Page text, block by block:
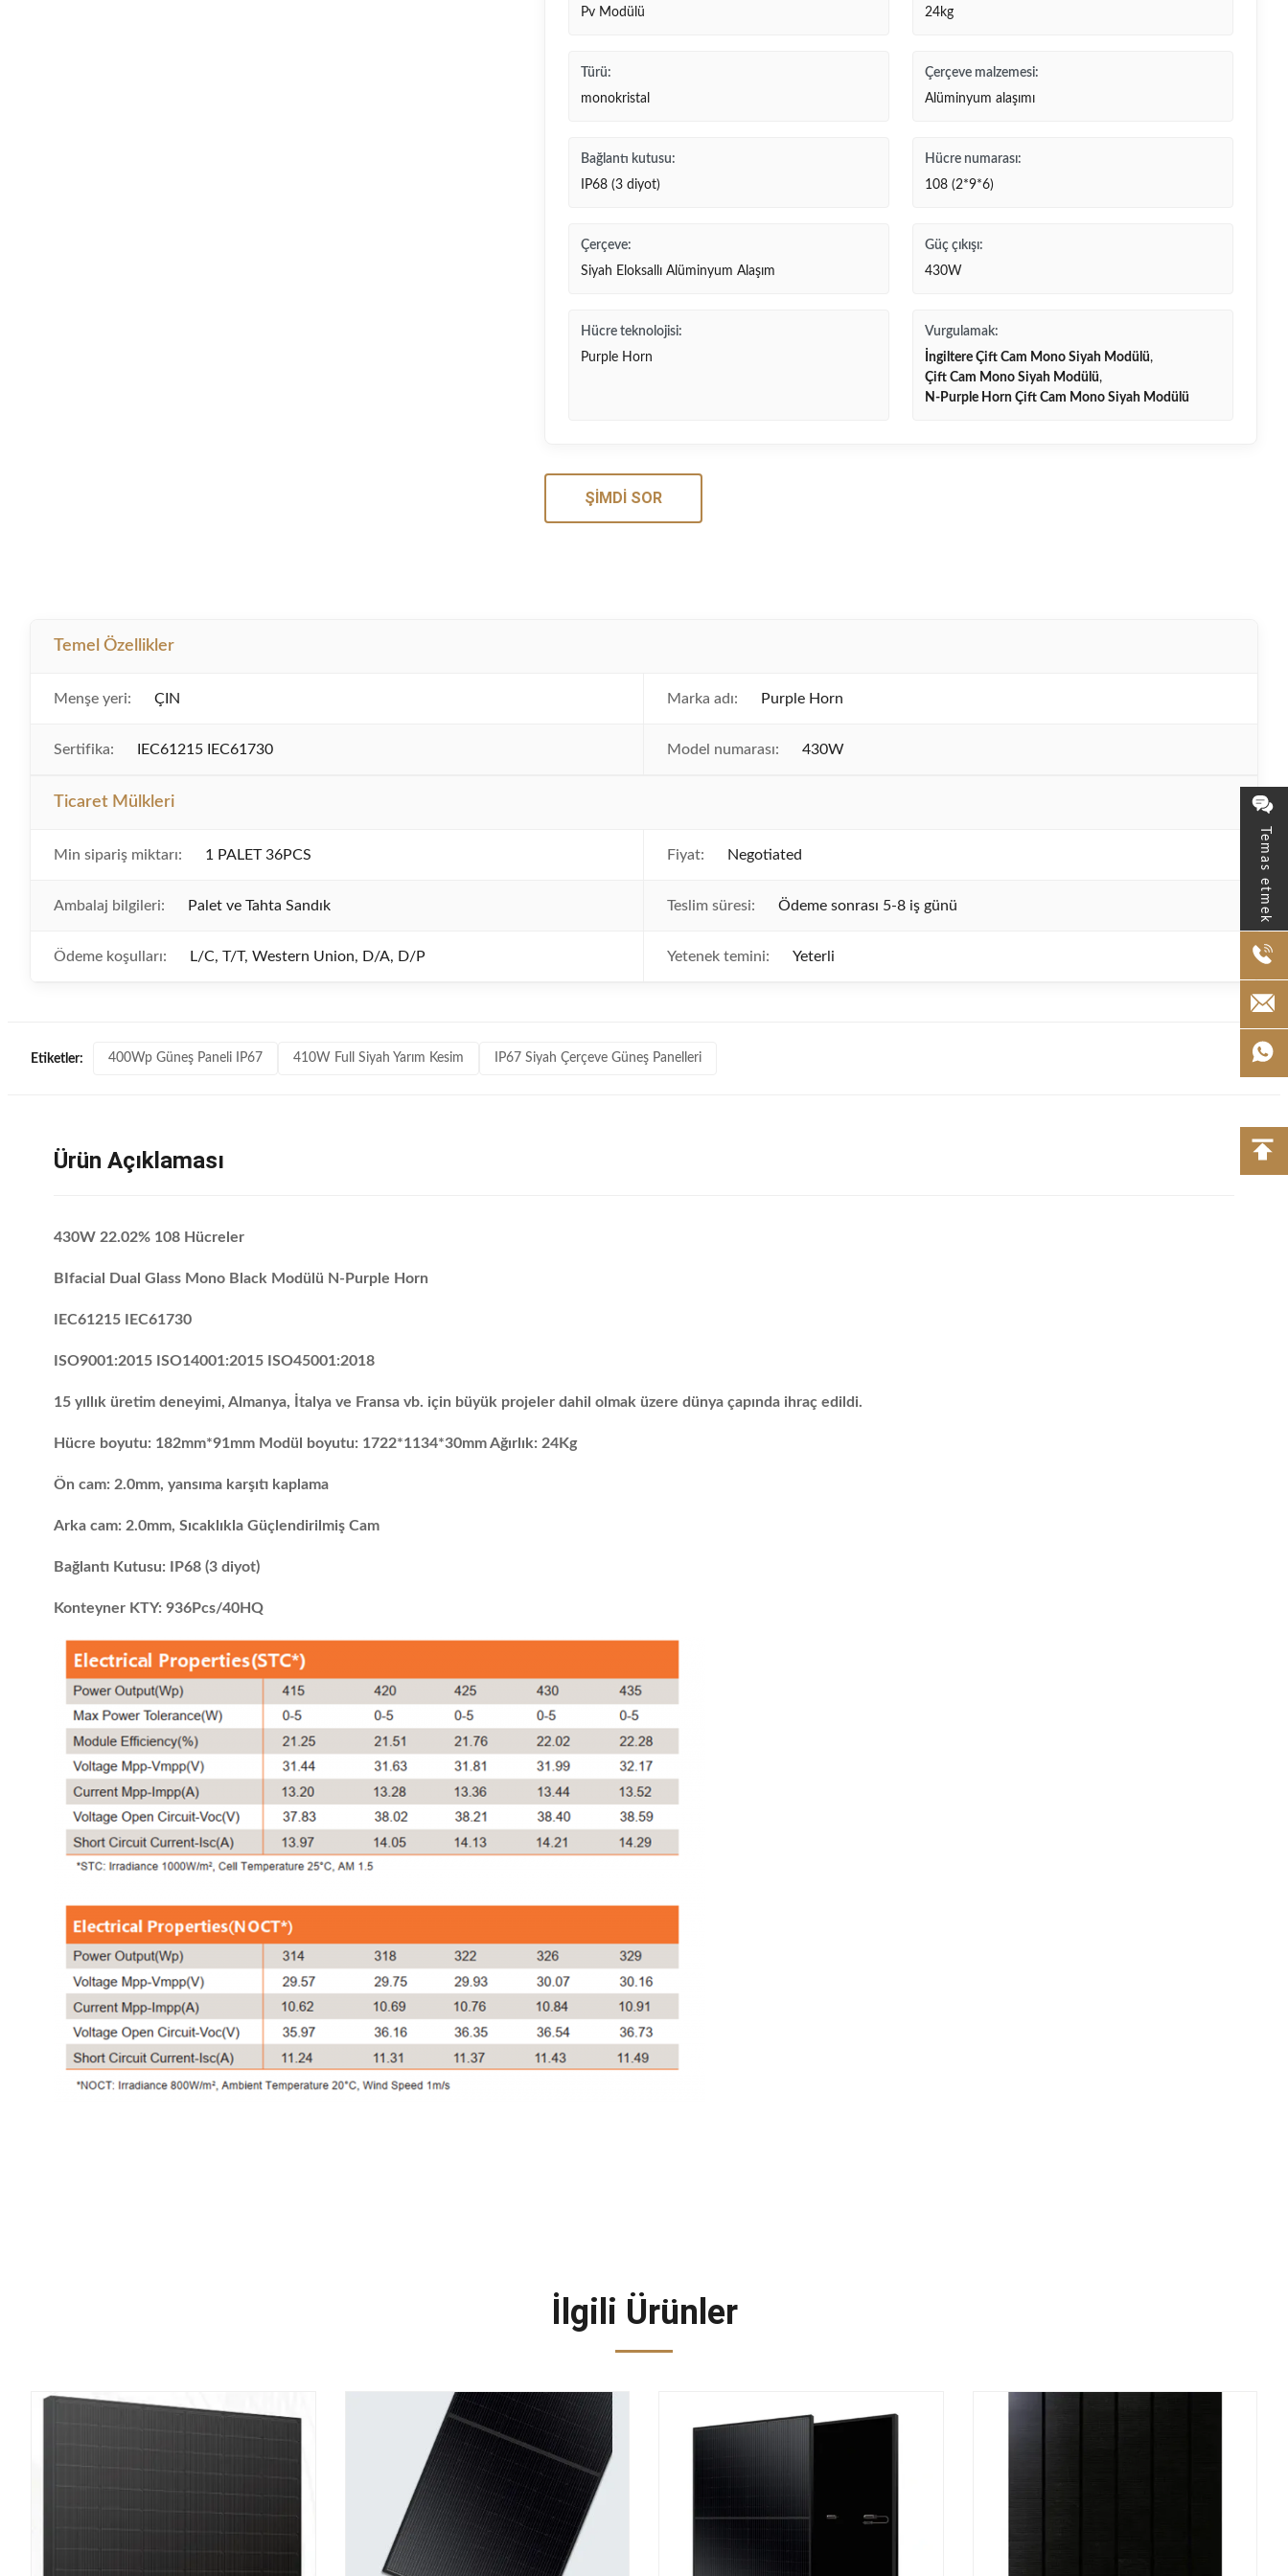
Temas etmek
Pv Modülü 24kg
Türü:
monokristal
Çerçeve malzemesi:
Alüminyum alaşımı
Bağlantı kutusu:
IP68 (3 diyot)
Hücre numarası:
108 (2*9*6)
Çerçeve:
Siyah Eloksallı Alüminyum Alaşım
Güç çıkışı:
430W
Hücre teknolojisi:
Purple Horn
Vurgulamak:
İngiltere Çift Cam Mono Siyah Modülü,
Çift Cam Mono Siyah Modülü,
N-Purple Horn Çift Cam Mono Siyah Modülü
ŞIMDI SOR
Temel Özellikler
Menşe yeri: ÇIN Marka adı: Purple Horn
Sertifika: IEC61215 IEC61730 Model numarası: 430W
Ticaret Mülkleri
Min sipariş miktarı: 1 PALET 36PCS Fiyat: Negotiated
Ambalaj bilgileri: Palet ve Tahta Sandık Teslim süresi: Ödeme sonrası 5-8 iş günü
Ödeme koşulları: L/C, T/T, Western Union, D/A, D/P Yetenek temini: Yeterli
Etiketler: 400Wp Güneş Paneli IP67 410W Full Siyah Yarım Kesim IP67 Siyah Çerçeve Güneş Panelleri
Ürün Açıklaması
430W 22.02% 108 Hücreler
B Ifacial Dual Glass Mono Black Modülü N-Purple Horn
IEC61215 IEC61730
ISO9001:2015 ISO14001:2015 ISO45001:2018
15 yıllık üretim deneyimi, Almanya, İtalya ve Fransa vb. için büyük projeler dahil olmak üzere dünya çapında ihraç edildi.
Hücre boyutu: 182mm*91mm Modül boyutu: 1722*1134*30mm Ağırlık: 24Kg
Ön cam: 2.0mm, yansıma karşıtı kaplama
Arka cam: 2.0mm, Sıcaklıkla Güçlendirilmiş Cam
Bağlantı Kutusu: IP68 (3 diyot)
Konteyner KTY: 936Pcs/40HQ
İlgili Ürünler